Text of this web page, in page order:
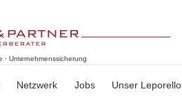
· Unternehmenssicherung
Netzwerk Jobs Unser Leporello